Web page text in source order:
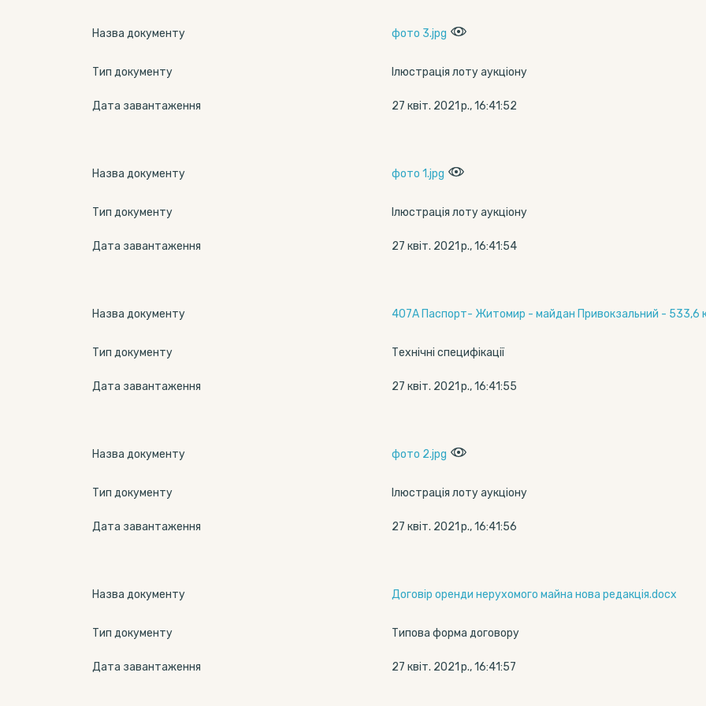
Назва документу фото 3.jpg
Тип документу Ілюстрація лоту аукціону
Дата завантаження 27 квіт. 2021 р., 16:41:52
Назва документу фото 1.jpg
Тип документу Ілюстрація лоту аукціону
Дата завантаження 27 квіт. 2021 р., 16:41:54
Назва документу 407А Паспорт- Житомир - майдан Привокзальний - 533,6
Тип документу Технічні специфікації
Дата завантаження 27 квіт. 2021 р., 16:41:55
Назва документу фото 2.jpg
Тип документу Ілюстрація лоту аукціону
Дата завантаження 27 квіт. 2021 р., 16:41:56
Назва документу Договір оренди нерухомого майна нова редакція.docx
Тип документу Типова форма договору
Дата завантаження 27 квіт. 2021 р., 16:41:57